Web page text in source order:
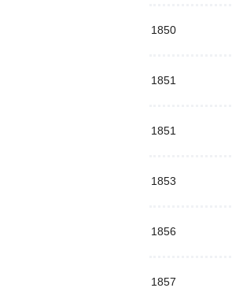
1850
1851
1851
1853
1856
1857